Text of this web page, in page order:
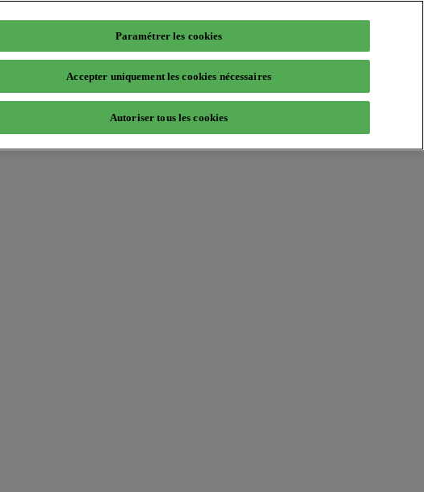
Paramétrer les cookies
Accepter uniquement les cookies nécessaires
Autoriser tous les cookies